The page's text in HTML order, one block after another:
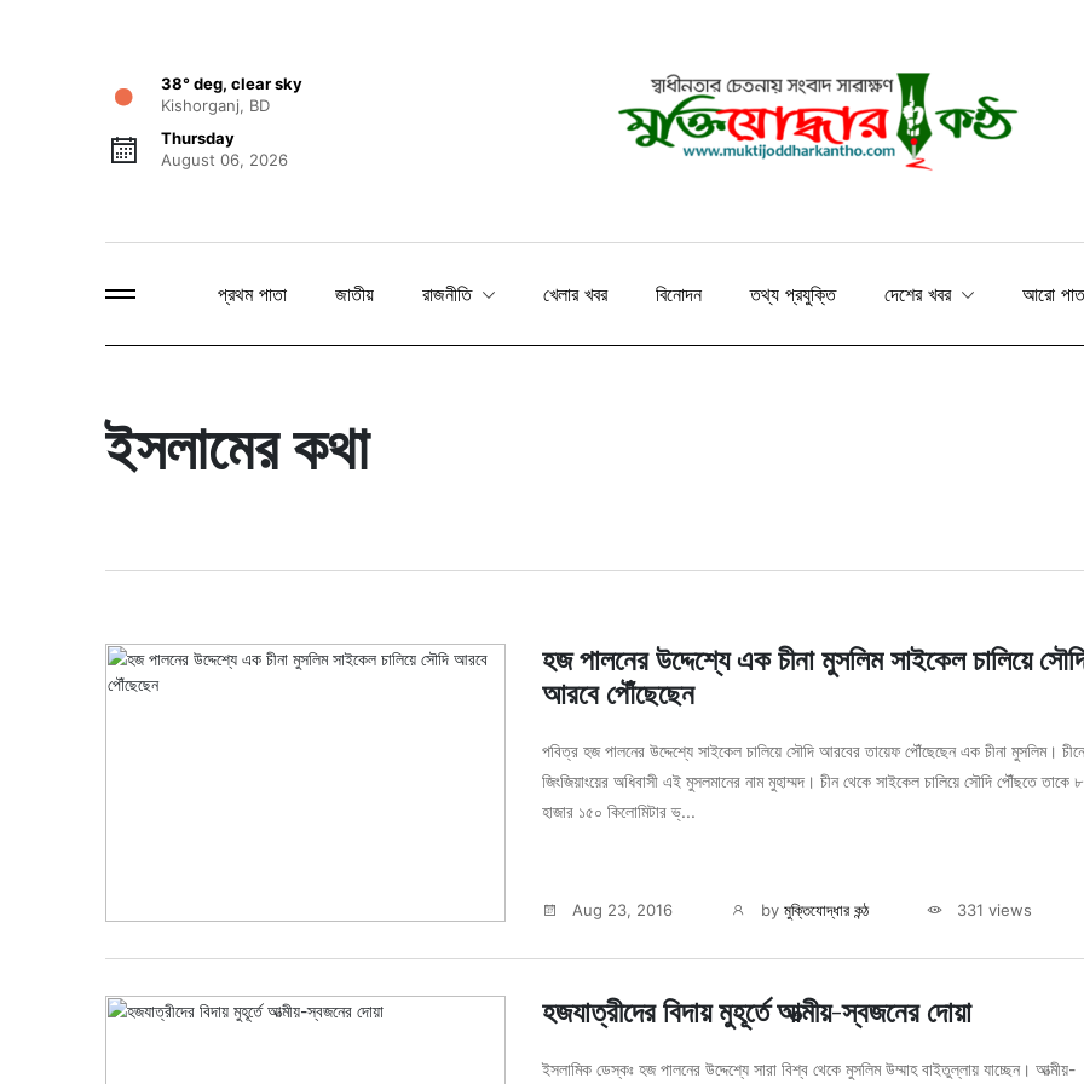
38° deg, clear sky
Kishorganj, BD
Thursday
August 06, 2026
প্রথম পাতা জাতীয় রাজনীতি খেলার খবর বিনোদন তথ্য প্রযুক্তি দেশের খবর আরো
ইসলামের কথা
হজ পালনের উদ্দেশ্যে এক চীনা মুসলিম সাইকেল চালিয়ে
আরবে পৌঁছেছেন
পবিত্র হজ পালনের উদ্দেশ্যে সাইকেল চালিয়ে সৌদি আরবের তায়েফ পৌঁছেছেন এক চীনা মুসলিম।
জিংজিয়াংয়ের অধিবাসী এই মুসলমানের নাম মুহাম্মদ। চীন থেকে সাইকেল চালিয়ে সৌদি পৌঁছতে তাকে ৮
হাজার ১৫০ কিলোমিটার ভ্...
Aug 23, 2016 byমুক্তিযোদ্ধার কন্ঠ 331 views
হজযাত্রীদের বিদায় মুহূর্তে আত্মীয়-স্বজনের দোয়া
ইসলামিক ডেস্কঃ হজ পালনের উদ্দেশ্যে সারা বিশ্ব থেকে মুসলিম উম্মাহ বাইতুল্লায় যাচ্ছেন। আত্মীয়-